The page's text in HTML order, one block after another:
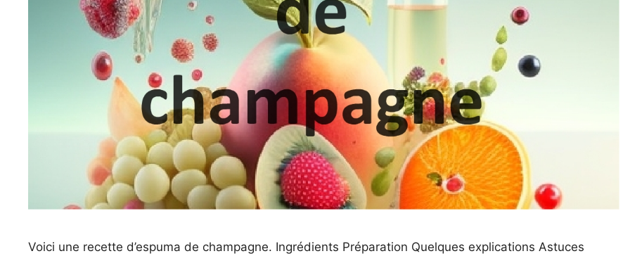
Voici une recette d’espuma de champagne. Ingrédients Préparation Quelques explications Astuces